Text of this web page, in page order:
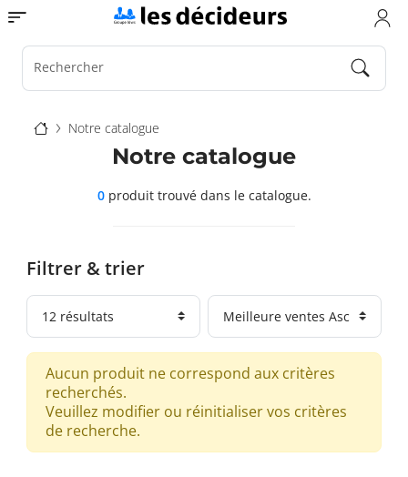
Aller
au
contenu
principal
Toggle navigation
Rechercher
Fil
d'Ariane
Notre catalogue
Filtrer & trier
Notre catalogue
0produit trouvédans le catalogue.
Aucun produit ne correspond aux critères
recherchés.
Veuillez modifier ou réinitialiser vos critères
de recherche.